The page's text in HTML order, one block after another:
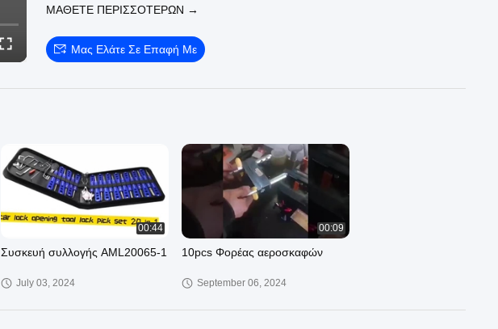
περιβαλλοντική φροντίδα με επαναχρησιμοποιήσιμα χαρτοκιβώτια. Αναβαθμίστε
επισκεφθείτε την ιστοσελίδα μας!
ΜΆΘΕΤΕ ΠΕΡΙΣΣΌΤΕΡΩΝ →
Μας Ελάτε Σε Επαφή Με
00:44
Συσκευή συλλογής AML20065-1
July 03, 2024
00:09
10pcs Φορέας αεροσκαφών
September 06, 2024